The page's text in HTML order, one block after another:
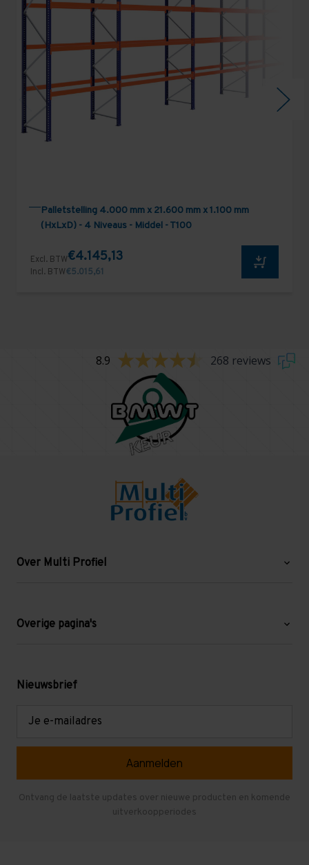
Palletstelling 4.000 mm x 21.600 mm x 1.100 mm
(HxLxD) - 4 Niveaus - Middel - T100
Excl. BTW€4.145,13
Incl. BTW€5.015,61
8.9 268 reviews
Over Multi Profiel
Blog
Levering en afhalen
Overige pagina's
Mezzanine
Gebruikte entresolvloeren
Nieuwsbrief
Ontvang de laatste updates over nieuwe producten en komende
uitverkoopperiodes